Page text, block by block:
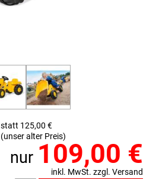
statt 125,00 €
(unser alter Preis)
nur 109,00 €
inkl. MwSt. zzgl. Versand